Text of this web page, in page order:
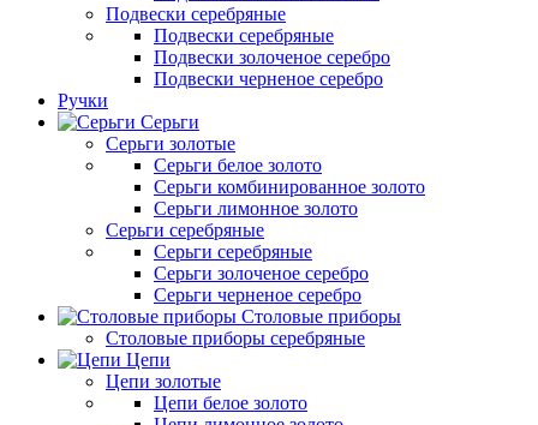
Подвески серебряные
Подвески серебряные
Подвески золоченое серебро
Подвески черненое серебро
Ручки
Серьги
Серьги золотые
Серьги белое золото
Серьги комбинированное золото
Серьги лимонное золото
Серьги серебряные
Серьги серебряные
Серьги золоченое серебро
Серьги черненое серебро
Столовые приборы
Столовые приборы серебряные
Цепи
Цепи золотые
Цепи белое золото